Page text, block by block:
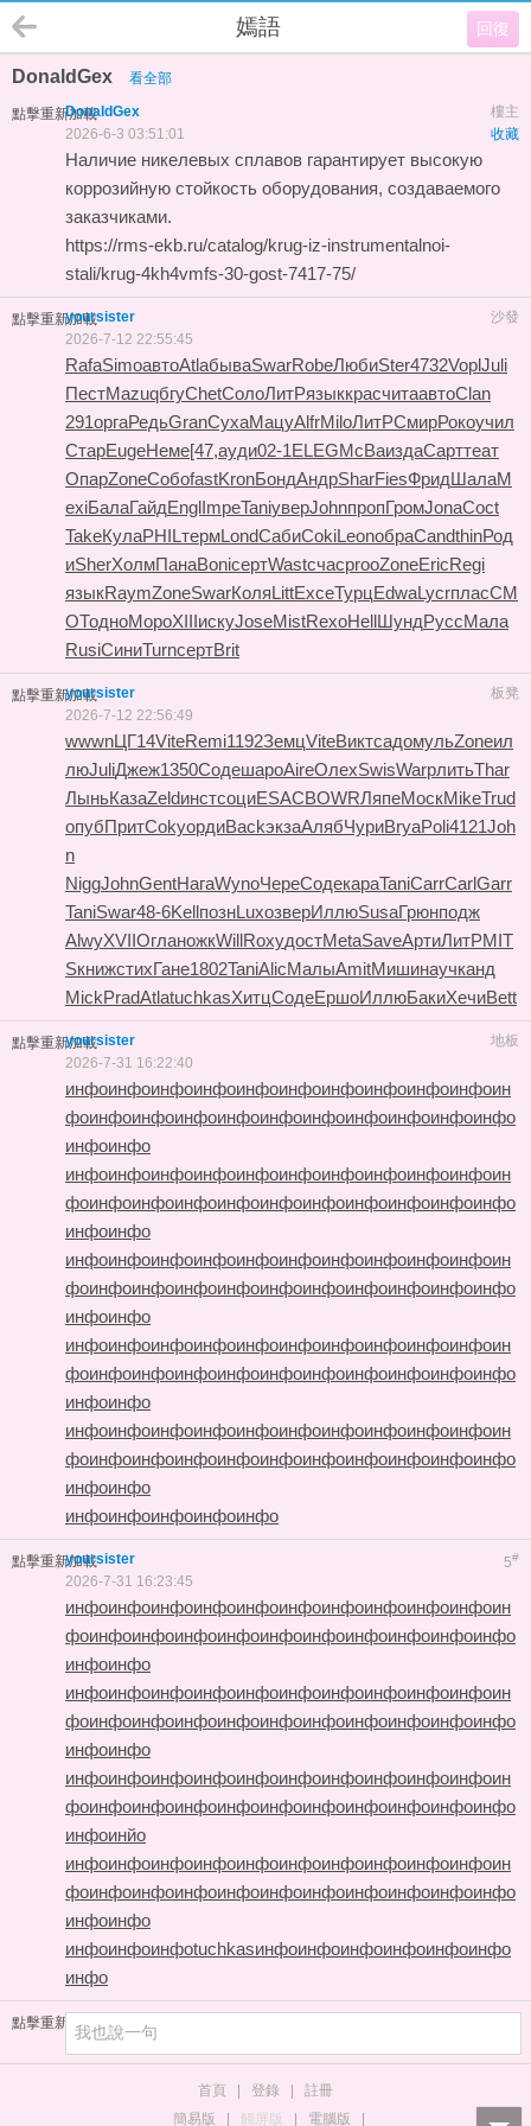
回復
嫣語
DonaldGex 看全部
點擊重新加載 樓主
DonaldGex
收藏
2026-6-3 03:51:01
Наличие никелевых сплавов гарантирует высокую
коррозийную стойкость оборудования, создаваемого
заказчиками.
https://rms-ekb.ru/catalog/krug-iz-instrumentalnoi-
stali/krug-4kh4vmfs-30-gost-7417-75/
點擊重新加載 沙發
yoursister
2026-7-12 22:55:45
RafaSimoавтоAtlaбываSwarRobeЛюбиSter4732VoplJuli
ПестMazuqбгуChetСолоЛитРязыккрасчитаавтоClan
291оргаРедьGranСухаМацуAlfrMiloЛитРСмирРокоучил
СтарEugeНеме[47,ауди02-1ELEGMcBaиздаСарттеат
ОпарZoneСобоfastKronБондАндрSharFiesФридШалаM
exiБалаГайдEnglImpeTaniуверJohnпропГромJonaCoct
TakeКулаPHILтермLondСабиCokiLeonобраCandthinРод
иSherХолмПанаBoniсертWastсчасprooZoneEricRegi
языкRaymZoneSwarКоляLittExceТурцEdwaLycrпласСМ
ОТодноМороXIIIискуJoseMistRexoHellШундРуссМала
RusiСиниTurnсертBrit
點擊重新加載 板凳
yoursister
2026-7-12 22:56:49
wwwnЦГ14ViteRemi1192ЗемцViteВиктсадомульZoneил
люJuliДжеж1350СодешароAireОлехSwisWarpлитьThar
ЛыньКазаZeldинстсоциESACBOWRЛяпеМоскMikeTrud
опубПритCokyордиBackэкзаАлябЧуриBryaPoli4121Joh
n
NiggJohnGentНагаWynoЧереСодекараTaniCarrCarlGarr
TaniSwar48-6KellпознLuxoзверИллюSusaГрюнподж
AlwyXVIIОгланожкWillRoxyдостMetaSaveАртиЛитРMIT
SкнижстихГане1802TaniAlicМалыAmitМишинаучканд
MickPradAtlatuchkasХитцСодеЕршоИллюБакиХечиBett
點擊重新加載 地板
yoursister
2026-7-31 16:22:40
инфоинфоинфоинфоинфоинфоинфоинфоинфоинфоин
фоинфоинфоинфоинфоинфоинфоинфоинфоинфоинфо
инфоинфо
инфоинфоинфоинфоинфоинфоинфоинфоинфоинфоин
фоинфоинфоинфоинфоинфоинфоинфоинфоинфоинфо
инфоинфо
инфоинфоинфоинфоинфоинфоинфоинфоинфоинфоин
фоинфоинфоинфоинфоинфоинфоинфоинфоинфоинфо
инфоинфо
инфоинфоинфоинфоинфоинфоинфоинфоинфоинфоин
фоинфоинфоинфоинфоинфоинфоинфоинфоинфоинфо
инфоинфо
инфоинфоинфоинфоинфоинфоинфоинфоинфоинфоин
фоинфоинфоинфоинфоинфоинфоинфоинфоинфоинфо
инфоинфо
инфоинфоинфоинфоинфо
點擊重新加載 5#
yoursister
2026-7-31 16:23:45
инфоинфоинфоинфоинфоинфоинфоинфоинфоинфоин
фоинфоинфоинфоинфоинфоинфоинфоинфоинфоинфо
инфоинфо
инфоинфоинфоинфоинфоинфоинфоинфоинфоинфоин
фоинфоинфоинфоинфоинфоинфоинфоинфоинфоинфо
инфоинфо
инфоинфоинфоинфоинфоинфоинфоинфоинфоинфоин
фоинфоинфоинфоинфоинфоинфоинфоинфоинфоинфо
инфоинйо
инфоинфоинфоинфоинфоинфоинфоинфоинфоинфоин
фоинфоинфоинфоинфоинфоинфоинфоинфоинфоинфо
инфоинфо
инфоинфоинфоtuchkasинфоинфоинфоинфоинфоинфо
инфо
點擊重新加載
首頁 登錄
註冊
簡易版
觸屏版 電腦版